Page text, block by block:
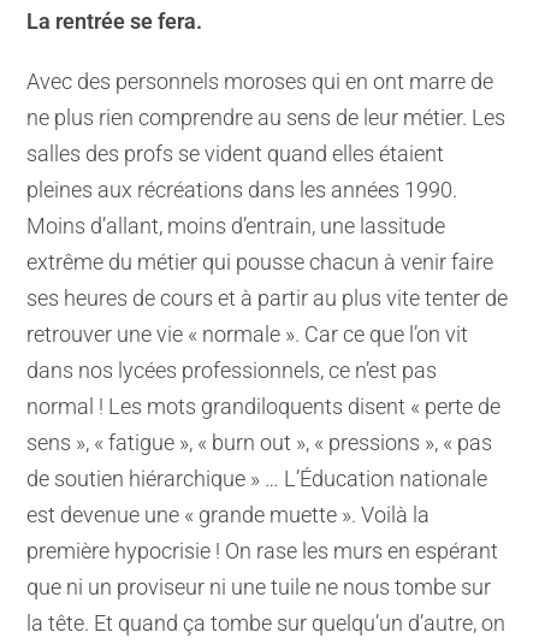
La rentrée se fera.
Avec des personnels moroses qui en ont marre de
ne plus rien comprendre au sens de leur métier. Les
salles des profs se vident quand elles étaient
pleines aux récréations dans les années 1990.
Moins d’allant, moins d’entrain, une lassitude
extrême du métier qui pousse chacun à venir faire
ses heures de cours et à partir au plus vite tenter de
retrouver une vie « normale ». Car ce que l’on vit
dans nos lycées professionnels, ce n’est pas
normal ! Les mots grandiloquents disent « perte de
sens », « fatigue », « burn out », « pressions », « pas
de soutien hiérarchique » … L’Éducation nationale
est devenue une « grande muette ». Voilà la
première hypocrisie ! On rase les murs en espérant
que ni un proviseur ni une tuile ne nous tombe sur
la tête. Et quand ça tombe sur quelqu’un d’autre, on